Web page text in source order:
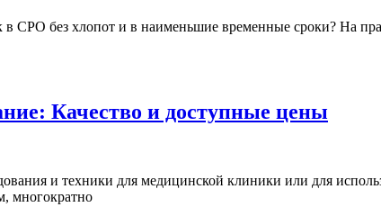
СРО без хлопот и в наименьшие временные сроки? На
Качество и доступные цены
и техники для медицинской клиники или для
многократно